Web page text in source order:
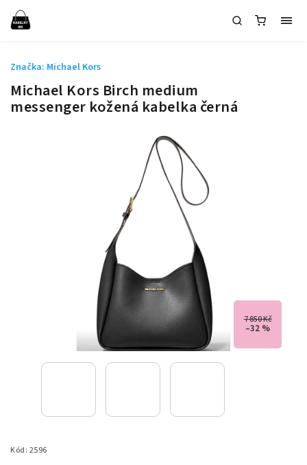
Michael Kors Birch medium
messenger kožená kabelka černá
7 850 Kč
–32 %
Kód: 2596
Značka: Michael Kors